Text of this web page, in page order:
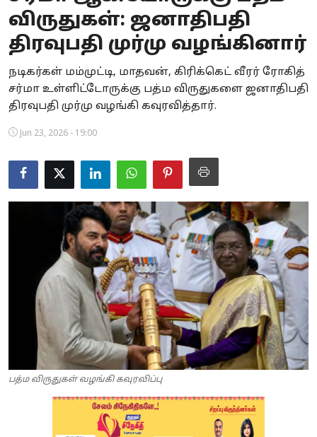
Business
Crime
Tamilnadu
National
Astrology
Spirituality
Politics
விருதுகள்: ஜனாதிபதி
திரவுபதி முர்மு வழங்கினார்
நடிகர்கள் மம்முட்டி, மாதவன், கிரிக்கெட் வீரர் ரோகித்
சர்மா உள்ளிட்டோருக்கு பத்ம விருதுகளை ஜனாதிபதி
திரவுபதி முர்மு வழங்கி கவுரவித்தார்.
Jun 23, 2026 - 19:00
பத்ம விருதுகள் வழங்கி கவுரவிப்பு